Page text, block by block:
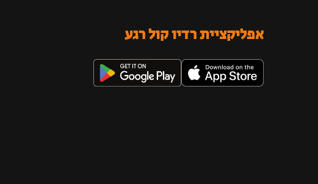
אפליקציית רדיו קול רגע